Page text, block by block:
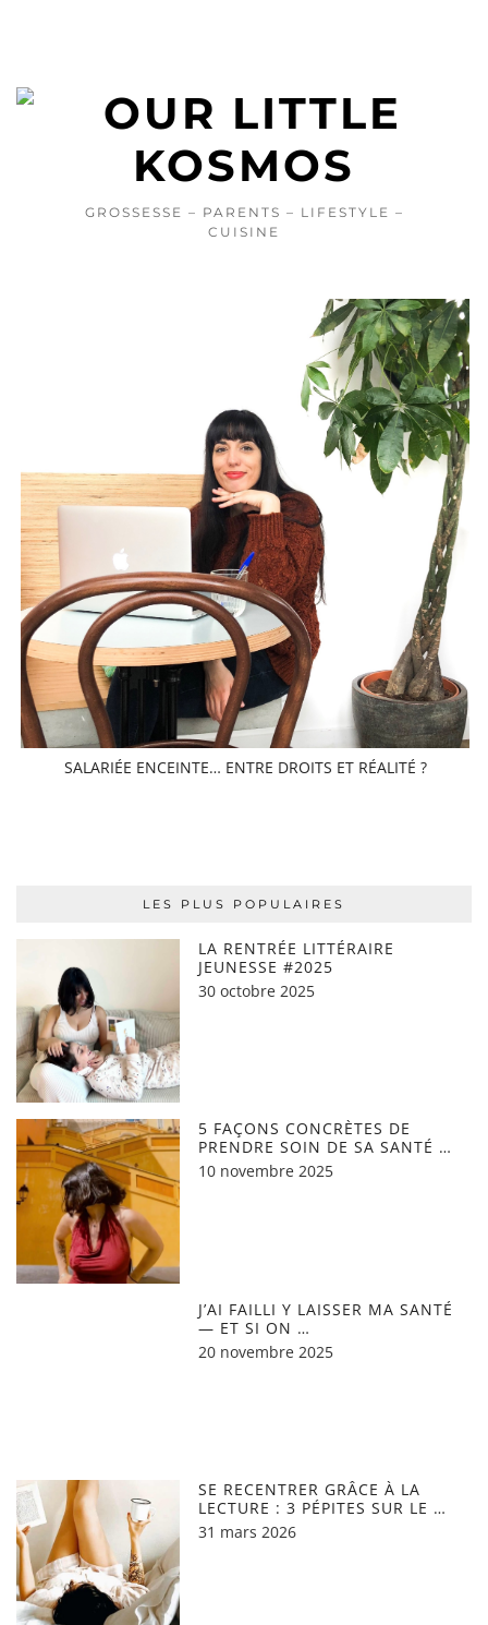
GROSSESSE – PARENTS – LIFESTYLE –
CUISINE
SALARIÉE ENCEINTE… ENTRE DROITS ET RÉALITÉ ?
LES PLUS POPULAIRES
LA RENTRÉE LITTÉRAIRE
JEUNESSE #2025
30 octobre 2025
5 FAÇONS CONCRÈTES DE
PRENDRE SOIN DE SA SANTÉ …
10 novembre 2025
J’AI FAILLI Y LAISSER MA SANTÉ
— ET SI ON …
20 novembre 2025
SE RECENTRER GRÂCE À LA
LECTURE : 3 PÉPITES SUR LE …
31 mars 2026